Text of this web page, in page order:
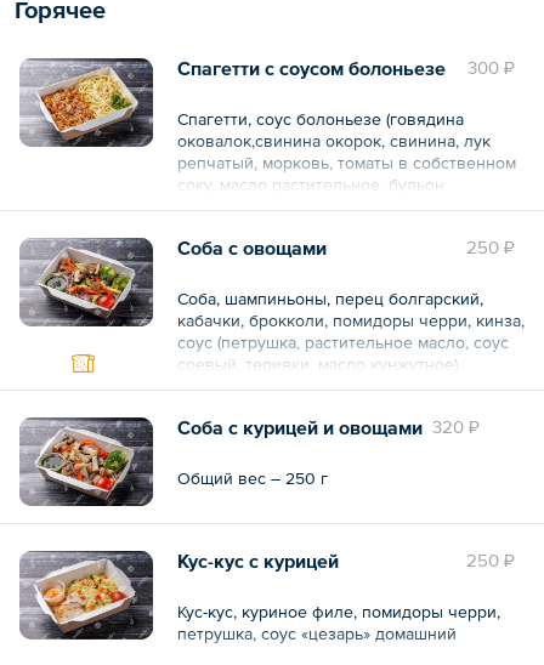
Горячее
300 ₽
Спагетти с соусом болоньезе
Спагетти, соус болоньезе (говядина
оковалок,свинина окорок, свинина, лук
репчатый, морковь, томаты в собственном
соку, масло растительное, бульон
говяжий(кубик), чеснок свежий, соль
молотый, базилик сушенный)
Общий вес – 300 г
250 ₽
Соба с овощами
Соба, шампиньоны, перец болгарский,
кабачки, брокколи, помидоры черри, кинза,
соус (петрушка, растительное масло, соус
соевый, терияки, масло кунжутное)
320 ₽
Соба с курицей и овощами
Общий вес – 250 г
250 ₽
Кус-кус с курицей
Кус-кус, куриное филе, помидоры черри,
петрушка, соус «цезарь» домашний